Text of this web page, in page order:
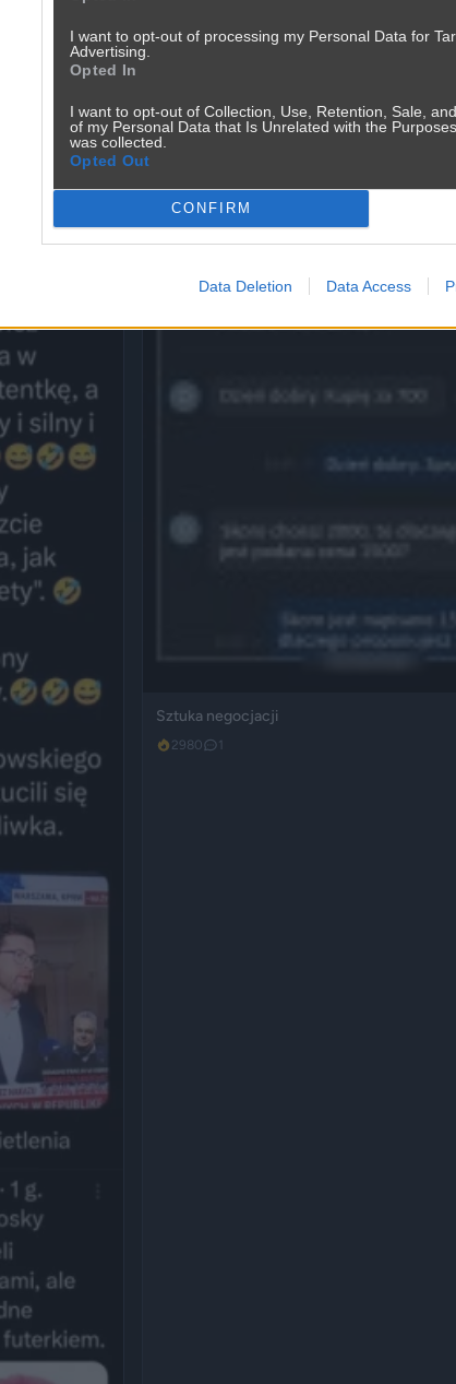
I want to opt-out of processing my Personal Data for
Advertising.
Opted In
I want to opt-out of Collection, Use, Retention, Sale,
of my Personal Data that Is Unrelated with the
was collected.
Opted Out
CONFIRM
Data Deletion Data Access
3571 2
Sztuka negocjacji
2980 1